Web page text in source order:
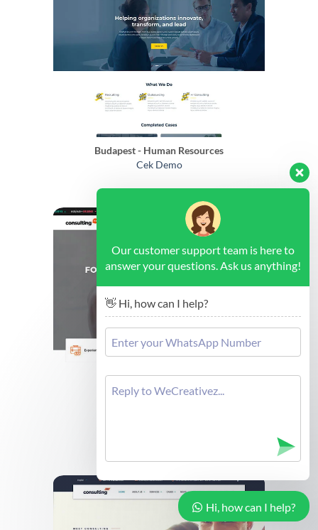
Budapest - Human Resources
Cek Demo
Brussels - Forex Consulting
Cek Demo
Our customer support team is here to
answer your questions. Ask us anything!
👋 Hi, how can I help?
Hi, how can I help?